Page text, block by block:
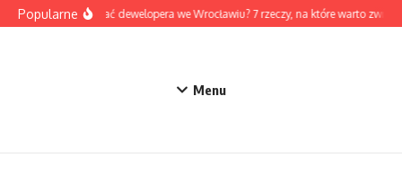
Przejdź do treści
PopularneJak wybrać dewelopera we Wrocławiu? 7 rzeczy, na które warto
Menu